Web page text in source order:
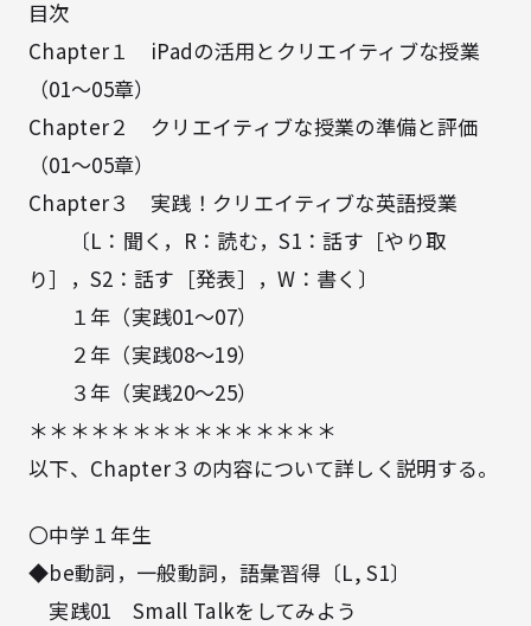
目次
Chapter１ iPadの活用とクリエイティブな授業
（01～05章）
Chapter２ クリエイティブな授業の準備と評価
（01～05章）
Chapter３ 実践！クリエイティブな英語授業
〔L：聞く，R：読む，S1：話す［やり取
り］，S2：話す［発表］，W：書く〕
１年（実践01～07）
２年（実践08～19）
３年（実践20～25）
＊＊＊＊＊＊＊＊＊＊＊＊＊＊＊
以下、Chapter３の内容について詳しく説明する。
〇中学１年生
◆be動詞，一般動詞，語彙習得〔L, S1〕
実践01 Small Talkをしてみよう